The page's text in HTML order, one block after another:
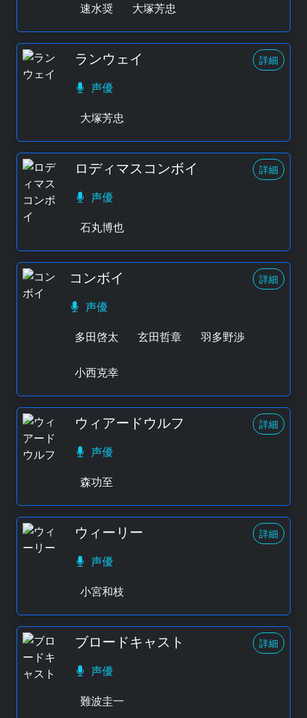
速水奨
大塚芳忠
ランウェイ 詳細
声優
大塚芳忠
ロディマスコンボイ 詳細
声優
石丸博也
コンボイ 詳細
声優
多田啓太
玄田哲章 羽多野渉
小西克幸
ウィアードウルフ 詳細
声優
森功至
ウィーリー 詳細
声優
小宮和枝
ブロードキャスト 詳細
声優
難波圭一